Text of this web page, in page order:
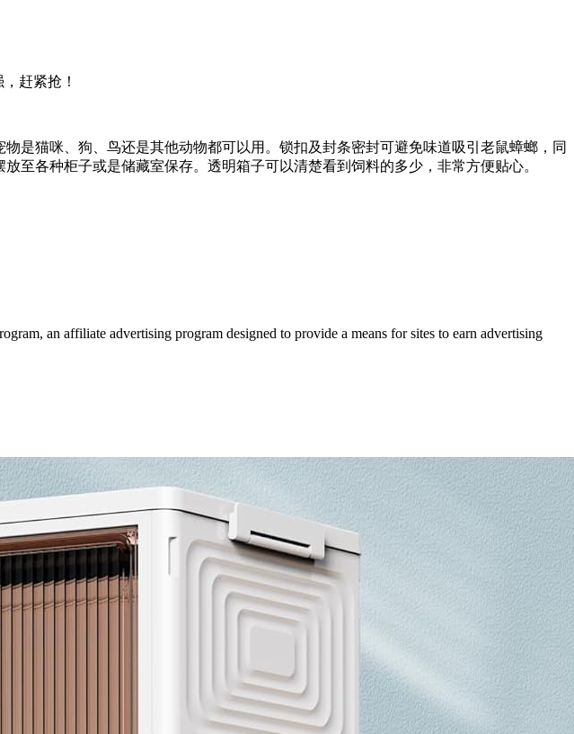
赶紧抢！
是猫咪、狗、鸟还是其他动物都可以用。锁扣及封条密封可避免味道吸引老鼠蟑螂，同
至各种柜子或是储藏室保存。透明箱子可以清楚看到饲料的多少，非常方便贴心。
an affiliate advertising program designed to provide a means for sites to earn advertising